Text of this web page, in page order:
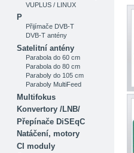
VUPLUS / LINUX
P
Přijímače DVB-T
DVB-T antény
Satelitní antény
Parabola do 60 cm
Parabola do 80 cm
Paraboly do 105 cm
Paraboly MultiFeed
Multifokus
Konvertory /LNB/
Přepínače DiSEqC
Natáčení, motory
CI moduly